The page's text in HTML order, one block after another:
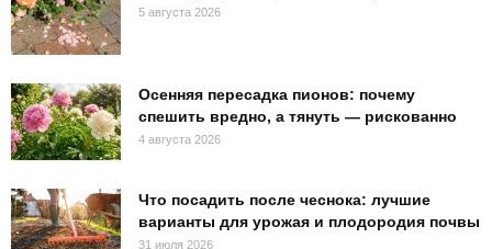
5 августа 2026
Осенняя пересадка пионов: почему
спешить вредно, а тянуть — рискованно
4 августа 2026
Что посадить после чеснока: лучшие
варианты для урожая и плодородия почвы
31 июля 2026